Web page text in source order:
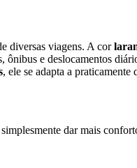
diversas viagens. A cor
ônibus e deslocamentos
, ele se adapta a praticamente
dar mais